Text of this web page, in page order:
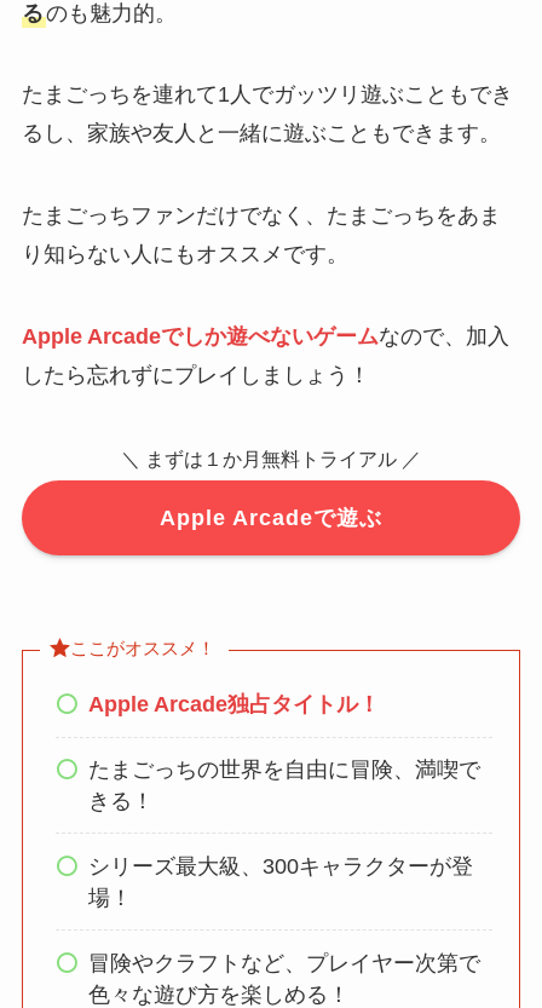
るのも魅力的。
たまごっちを連れて1人でガッツリ遊ぶこともでき
るし、家族や友人と一緒に遊ぶこともできます。
たまごっちファンだけでなく、たまごっちをあま
り知らない人にもオススメです。
Apple Arcadeでしか遊べないゲームなので、加入
したら忘れずにプレイしましょう！
＼ まずは１か月無料トライアル ／
Apple Arcadeで遊ぶ
ここがオススメ！
Apple Arcade独占タイトル！
たまごっちの世界を自由に冒険、満喫で
きる！
シリーズ最大級、300キャラクターが登
場！
冒険やクラフトなど、プレイヤー次第で
色々な遊び方を楽しめる！